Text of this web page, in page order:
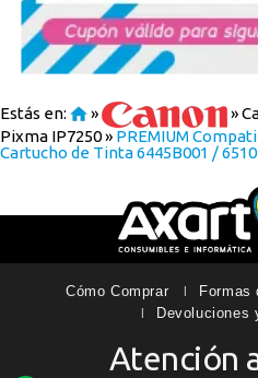
Estás en: » »
Pixma IP7250» PREMIUM
Cartucho de Tinta 6445B001 /
Cómo Comprar Formas
Devoluciones
Atención